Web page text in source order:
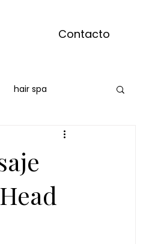
Contacto
hair spa
hair spa Majadahonda
de matcha